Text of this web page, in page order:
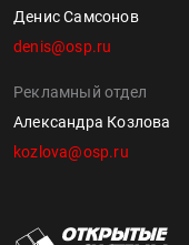
Денис Самсонов
denis@osp.ru
Рекламный отдел
Александра Козлова
kozlova@osp.ru